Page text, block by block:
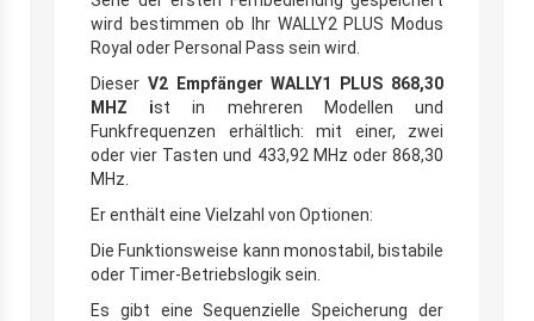
wird bestimmen ob Ihr WALLY2 PLUS Modus
Royal oder Personal Pass sein wird.
Dieser V2 Empfänger WALLY1 PLUS 868,30
MHZ ist in mehreren Modellen und
Funkfrequenzen erhältlich: mit einer, zwei
oder vier Tasten und 433,92 MHz oder 868,30
MHz.
Er enthält eine Vielzahl von Optionen:
Die Funktionsweise kann monostabil, bistabile
oder Timer-Betriebslogik sein.
Es gibt eine Sequenzielle Speicherung der